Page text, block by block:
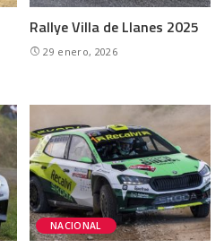
Rallye Villa de Llanes 2025
29 enero, 2026
NACIONAL